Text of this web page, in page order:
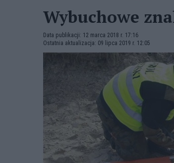
Wybuchowe
Data publikacji: 12 marca 2018 r. 17:16
Ostatnia aktualizacja: 09 lipca 2019 r. 12:05